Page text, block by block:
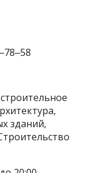
зданий,